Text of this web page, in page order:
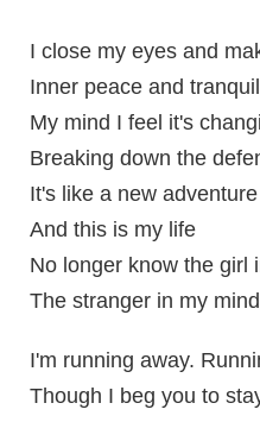
I close my eyes and
Inner peace and
My mind I feel it's
Breaking down the
It's like a new adventure
And this is my life
No longer know the girl
The stranger in my mind
I'm running away.
Though I beg you to
automático